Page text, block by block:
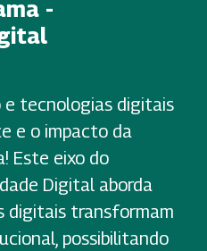
-
e tecnologias digitais
e o impacto da
Este eixo do
Digital aborda
digitais transformam
possibilitando